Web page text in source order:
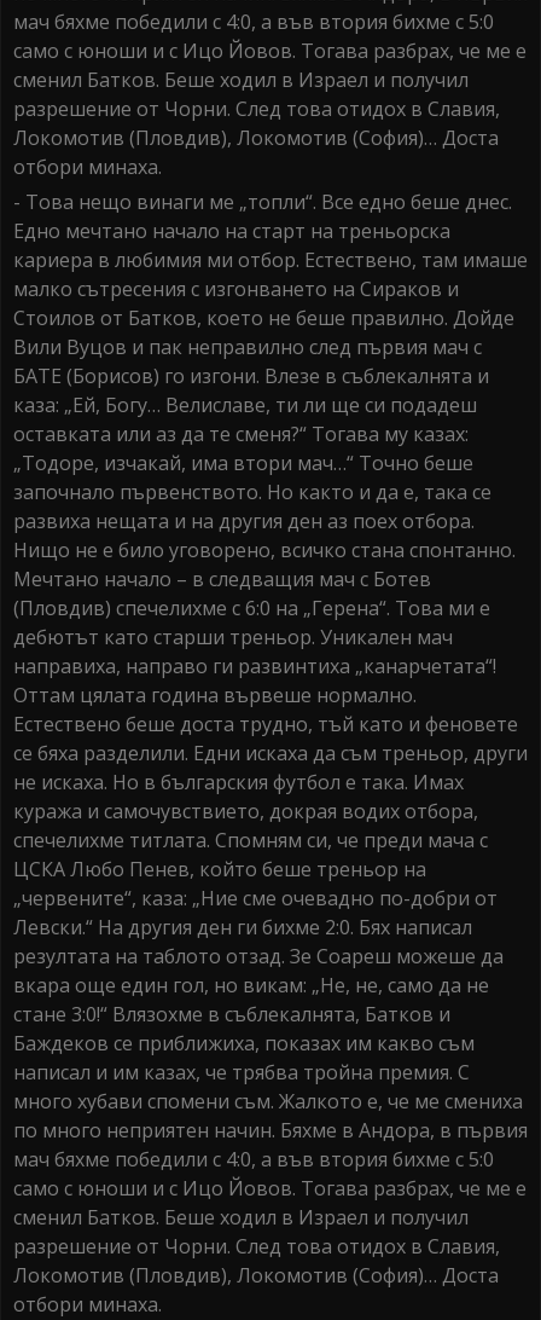
мач бяхме победили с 4:0, а във втория бихме с 5:0
само с юноши и с Ицо Йовов. Тогава разбрах, че ме е
сменил Батков. Беше ходил в Израел и получил
разрешение от Чорни. След това отидох в Славия,
Локомотив (Пловдив), Локомотив (София)… Доста
отбори минаха.
- Това нещо винаги ме „топли“. Все едно беше днес.
Едно мечтано начало на старт на треньорска
кариера в любимия ми отбор. Естествено, там имаше
малко сътресения с изгонването на Сираков и
Стоилов от Батков, което не беше правилно. Дойде
Вили Вуцов и пак неправилно след първия мач с
БАТЕ (Борисов) го изгони. Влезе в съблекалнята и
каза: „Ей, Богу… Велиславе, ти ли ще си подадеш
оставката или аз да те сменя?“ Тогава му казах:
„Тодоре, изчакай, има втори мач…“ Точно беше
започнало първенството. Но както и да е, така се
развиха нещата и на другия ден аз поех отбора.
Нищо не е било уговорено, всичко стана спонтанно.
Мечтано начало – в следващия мач с Ботев
(Пловдив) спечелихме с 6:0 на „Герена“. Това ми е
дебютът като старши треньор. Уникален мач
направиха, направо ги развинтиха „канарчетата“!
Оттам цялата година вървеше нормално.
Естествено беше доста трудно, тъй като и феновете
се бяха разделили. Едни искаха да съм треньор, други
не искаха. Но в българския футбол е така. Имах
куража и самочувствието, докрая водих отбора,
спечелихме титлата. Спомням си, че преди мача с
ЦСКА Любо Пенев, който беше треньор на
„червените“, каза: „Ние сме очевадно по-добри от
Левски.“ На другия ден ги бихме 2:0. Бях написал
резултата на таблото отзад. Зе Соареш можеше да
вкара още един гол, но викам: „Не, не, само да не
стане 3:0!“ Влязохме в съблекалнята, Батков и
Баждеков се приближиха, показах им какво съм
написал и им казах, че трябва тройна премия. С
много хубави спомени съм. Жалкото е, че ме смениха
по много неприятен начин. Бяхме в Андора, в първия
мач бяхме победили с 4:0, а във втория бихме с 5:0
само с юноши и с Ицо Йовов. Тогава разбрах, че ме е
сменил Батков. Беше ходил в Израел и получил
разрешение от Чорни. След това отидох в Славия,
Локомотив (Пловдив), Локомотив (София)… Доста
отбори минаха.